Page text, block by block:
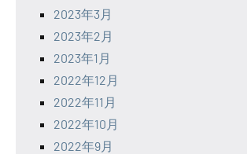
2023年3月
2023年2月
2023年1月
2022年12月
2022年11月
2022年10月
2022年9月